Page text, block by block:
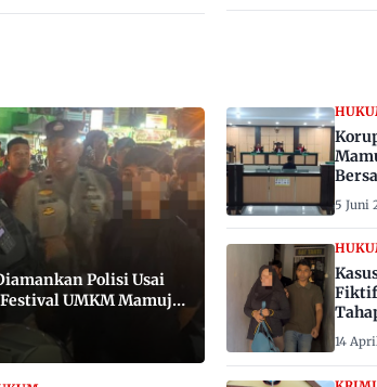
Polisi Usai
UMKM Mamuju,
dan
5 Juni
Fiktif
14